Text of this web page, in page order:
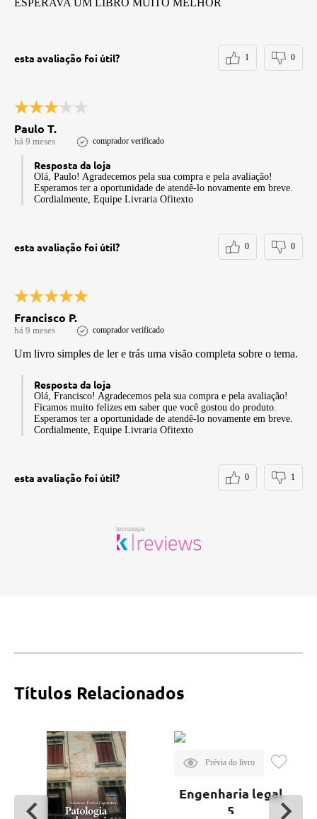
ESPERAVA UM LIBRO MUITO MELHOR
esta avaliação foi útil? 1 0
Paulo T.
há 9 meses comprador verificado
Resposta da loja
Olá, Paulo! Agradecemos pela sua compra e pela avaliação!
Esperamos ter a oportunidade de atendê-lo novamente em breve.
Cordialmente, Equipe Livraria Ofitexto
esta avaliação foi útil? 0 0
Francisco P.
há 9 meses comprador verificado
Um livro simples de ler e trás uma visão completa sobre o tema.
Resposta da loja
Olá, Francisco! Agradecemos pela sua compra e pela avaliação!
Ficamos muito felizes em saber que você gostou do produto.
Esperamos ter a oportunidade de atendê-lo novamente em breve.
Cordialmente, Equipe Livraria Ofitexto
esta avaliação foi útil? 0 1
Títulos Relacionados
Engenharia legal
5